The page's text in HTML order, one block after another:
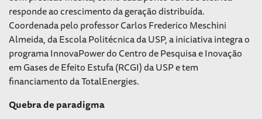
responde ao crescimento da geração distribuída.
Coordenada pelo professor Carlos Frederico Meschini
Almeida, da Escola Politécnica da USP, a iniciativa integra o
programa InnovaPower do Centro de Pesquisa e Inovação
em Gases de Efeito Estufa (RCGI) da USP e tem
financiamento da TotalEnergies.
Quebra de paradigma